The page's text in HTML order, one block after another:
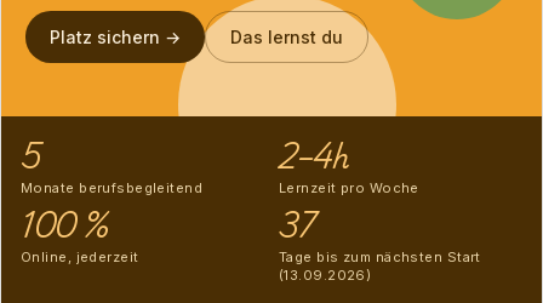
Platz sichern → Das lernst du
5
Monate berufsbegleitend
2–4h
Lernzeit pro Woche
100 %
Online, jederzeit
37
Tage bis zum nächsten Start
(13.09.2026)